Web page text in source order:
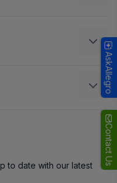
Contact Us
to date with our latest
AskAllegro